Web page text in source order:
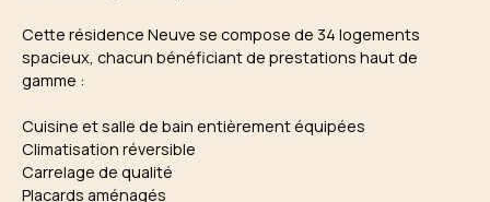
Cette résidence Neuve se compose de 34 logements
spacieux, chacun bénéficiant de prestations haut de
gamme :
Cuisine et salle de bain entièrement équipées
Climatisation réversible
Carrelage de qualité
Placards aménagés